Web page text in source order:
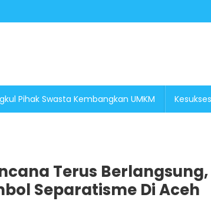
Pihak Swasta Kembangkan UMKM
Terus
Separatisme Di Aceh